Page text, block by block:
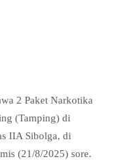
2 Paket Narkotika
(Tamping) di
IIA Sibolga, di
(21/8/2025) sore.